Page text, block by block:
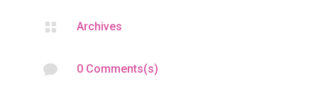
 Archives
 0 Comments(s)